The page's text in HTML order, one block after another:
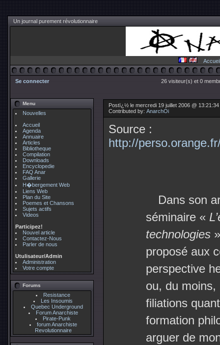
Un journal purement révolutionnaire
Accueil
Se connecter 26 visiteur(s) et 0
Menu
Nouvelles
Accueil
Agenda
Annuaire
Articles
Bibliotheque
Compilation
Downloads
Encyclopedie
FAQ Anar
Gallerie
H�bergement Web
Liens Web
Plan du Site
Poemes et Chansons
Sujets actifs
Videos
Participez!
Nouvel article
Contactez-Nous
Parler de nous
Utulisateur/Admin
Administration
Votre compte
Forums
Resistance
Les Insoumis
Quebec Underground
Forum Anarchiste
Pirate-Punk
forum Anarchiste
Revolutionnaire
Postï¿½ le mercredi 19 juillet 2006 @
Contributed by: AnarchOi
Source :
http://
Dans son
séminaire «
technologies
proposé aux
perspective
ou, du moins,
filiations
formation
arguer de